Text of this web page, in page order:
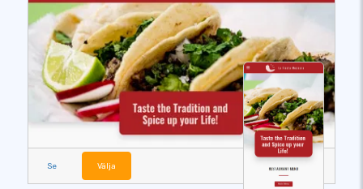
Se Välja